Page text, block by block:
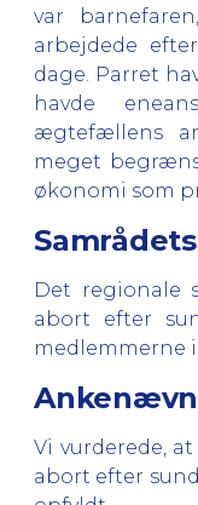
var
arbejdede
dage. Parret
havde
ægtefællens
meget
økonomi som
Det regionale
abort efter
medlemmerne
Vi vurderede,
abort efter